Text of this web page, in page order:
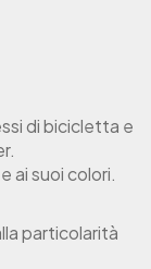
di bicicletta e
ai suoi colori.
particolarità